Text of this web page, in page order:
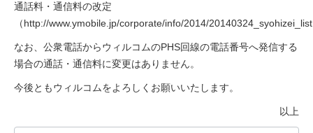
通話料・通信料の改定
（http://www.ymobile.jp/corporate/info/2014/
なお、公衆電話からウィルコムのPHS回線の電話番号へ発信する
場合の通話・通信料に変更はありません。
今後ともウィルコムをよろしくお願いいたします。
以上